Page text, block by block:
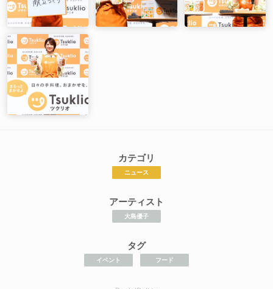
カテゴリ
ニュース
アーティスト
大島優子
タグ
イベント フード